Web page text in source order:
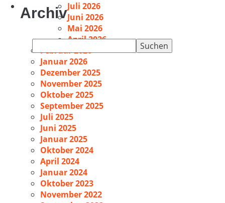
nach:
ArchivJuli 2026
Juni 2026
Mai 2026
April 2026
Februar 2026
Januar 2026
Dezember 2025
November 2025
Oktober 2025
September 2025
Juli 2025
Juni 2025
Januar 2025
Oktober 2024
April 2024
Januar 2024
Oktober 2023
November 2022